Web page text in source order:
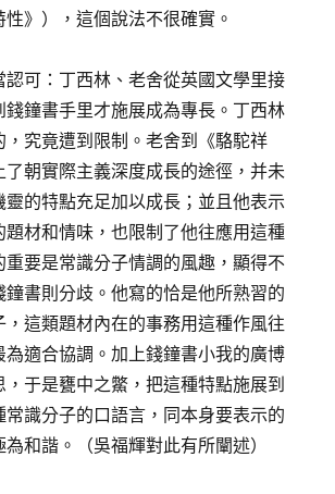
》），這個說法不很確實。
認可：丁西林、老舍從英國文學里接
錢鐘書手里才施展成為專長。丁西林
，究竟遭到限制。老舍到《駱駝祥
了朝實際主義深度成長的途徑，并未
靈的特點充足加以成長；並且他表示
題材和情味，也限制了他往應用這種
重要是常識分子情調的風趣，顯得不
鐘書則分歧。他寫的恰是他所熟習的
，這類題材內在的事務用這種作風往
為適合協調。加上錢鐘書小我的廣博
于是甕中之鱉，把這種特點施展到
常識分子的口語言，同本身要表示的
和諧。（吳福輝對此有所闡述）